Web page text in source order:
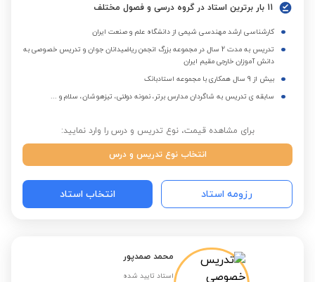
11 بار برترین استاد در گروه درسی و فصول مختلف
کارشناسی ارشد مهندسی شیمی از دانشگاه علم و صنعت ایران
تدریس به مدت 2 سال در مجموعه بزرگ انجمن ریاضیدانان جوان و تدریس خصوصی به
دانش آموزان خارجی مقیم ایران
بیش از 9 سال همکاری با مجموعه استادبانک
سابقه ی تدریس به شاگردان مدارس برتر، نمونه دولتی، تیزهوشان، سلام و ...
برای مشاهده قیمت، نوع تدریس و درس را وارد نمایید:
انتخاب نوع تدریس و درس
رزومه استاد انتخاب استاد
محمد صمدپور
استاد تایید شده